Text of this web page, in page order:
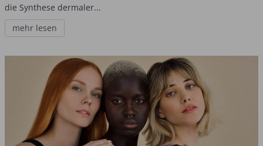
die Synthese dermaler...
mehr lesen